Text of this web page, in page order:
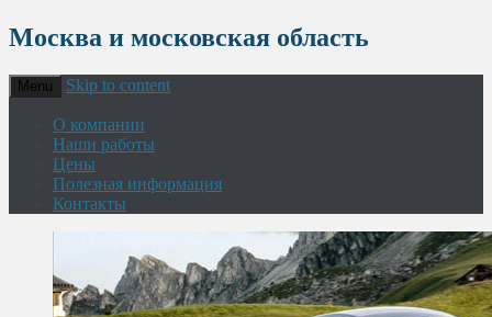
Москва и московская область
Menu Skip to content
О компании
Наши работы
Цены
Полезная информация
Контакты